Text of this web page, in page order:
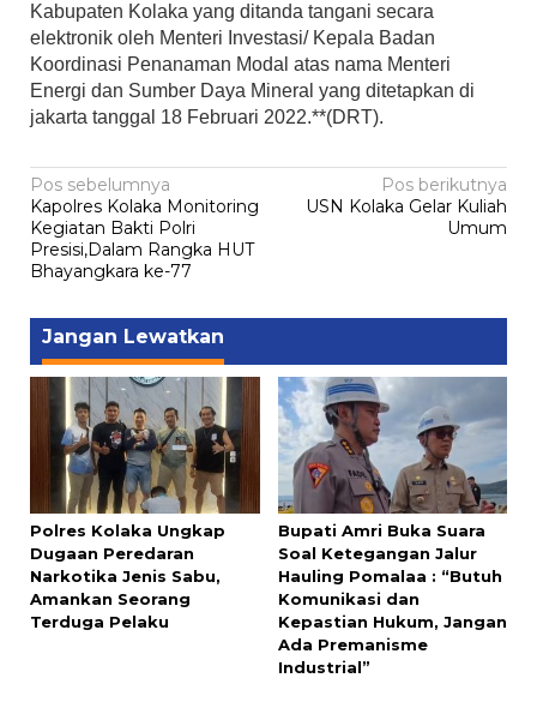
Kabupaten Kolaka yang ditanda tangani secara
elektronik oleh Menteri Investasi/ Kepala Badan
Koordinasi Penanaman Modal atas nama Menteri
Energi dan Sumber Daya Mineral yang ditetapkan di
jakarta tanggal 18 Februari 2022.**(DRT).
Navigasi
pos
Pos sebelumnya
Kapolres Kolaka Monitoring
Kegiatan Bakti Polri
Presisi,Dalam Rangka HUT
Bhayangkara ke-77
Pos berikutnya
USN Kolaka Gelar Kuliah
Umum
Jangan Lewatkan
Polres Kolaka Ungkap
Dugaan Peredaran
Narkotika Jenis Sabu,
Amankan Seorang
Terduga Pelaku
Bupati Amri Buka Suara
Soal Ketegangan Jalur
Hauling Pomalaa : “Butuh
Komunikasi dan
Kepastian Hukum, Jangan
Ada Premanisme
Industrial”